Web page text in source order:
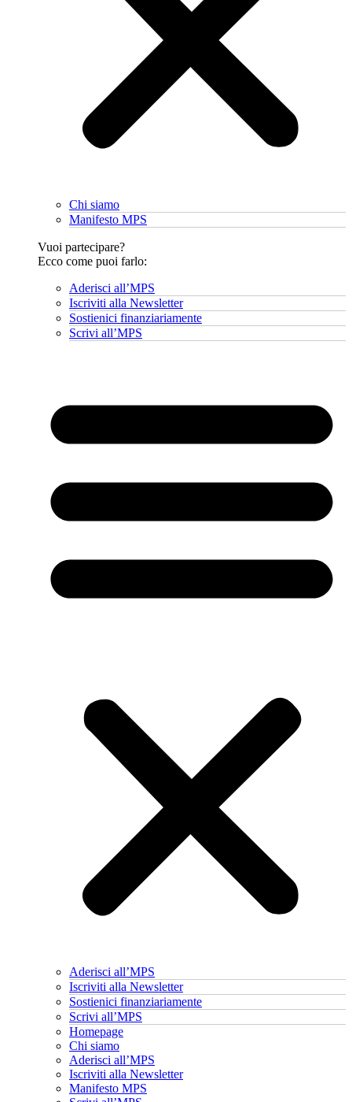
Chi siamo
Manifesto MPS
Vuoi partecipare?
Ecco come puoi farlo:
Aderisci all’MPS
Iscriviti alla Newsletter
Sostienici finanziariamente
Scrivi all’MPS
Aderisci all’MPS
Iscriviti alla Newsletter
Sostienici finanziariamente
Scrivi all’MPS
Homepage
Chi siamo
Aderisci all’MPS
Iscriviti alla Newsletter
Manifesto MPS